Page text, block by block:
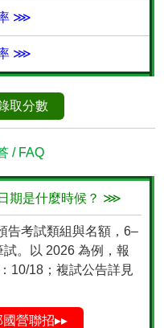
率 ⋙
率 ⋙
取分數
/ FAQ
期是什麼時候？ ⋙
告考試類組與名額，6–
。以 2026 為例，報
10/18；複試公告詳見
國營聯招▸▸